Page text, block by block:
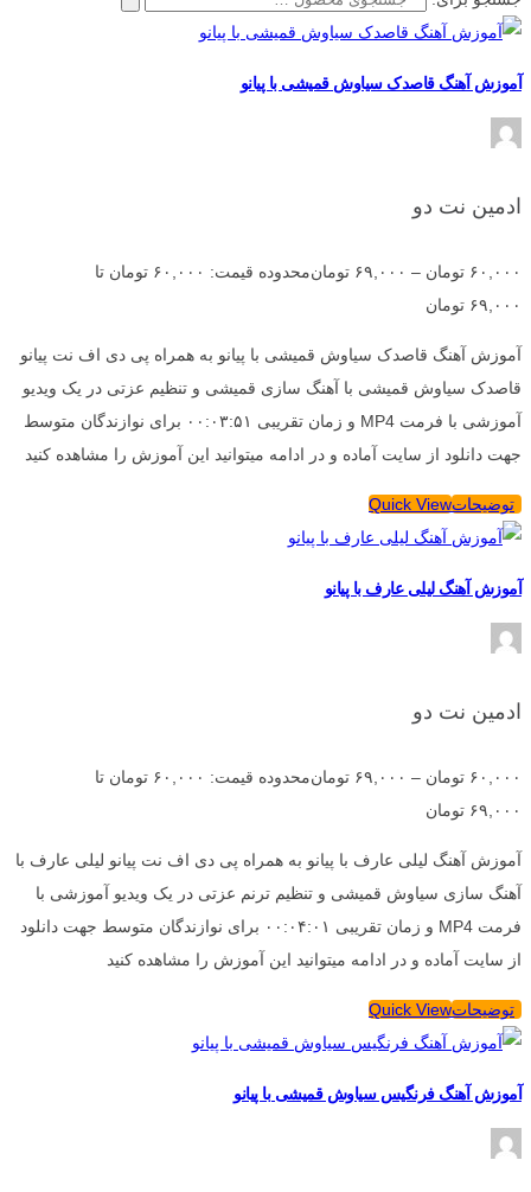
آموزش آهنگ قاصدک سیاوش قمیشی با پیانو
ادمین نت دو
۶۰,۰۰۰ تومان – ۶۹,۰۰۰ تومان
محدوده قیمت: ۶۰,۰۰۰ تومان تا
۶۹,۰۰۰ تومان
آموزش آهنگ قاصدک سیاوش قمیشی با پیانو به همراه پی دی اف نت پیانو
قاصدک سیاوش قمیشی با آهنگ سازی قمیشی و تنظیم عزتی در یک ویدیو
آموزشی با فرمت MP4 و زمان تقریبی ۰۰:۰۳:۵۱ برای نوازندگان متوسط
جهت دانلود از سایت آماده و در ادامه میتوانید این آموزش را مشاهده کنید
توضیحاتQuick View
آموزش آهنگ لیلی عارف با پیانو
ادمین نت دو
۶۰,۰۰۰ تومان – ۶۹,۰۰۰ تومان
محدوده قیمت: ۶۰,۰۰۰ تومان تا
۶۹,۰۰۰ تومان
آموزش آهنگ لیلی عارف با پیانو به همراه پی دی اف نت پیانو لیلی عارف با
آهنگ سازی سیاوش قمیشی و تنظیم ترنم عزتی در یک ویدیو آموزشی با
فرمت MP4 و زمان تقریبی ۰۰:۰۴:۰۱ برای نوازندگان متوسط جهت دانلود
از سایت آماده و در ادامه میتوانید این آموزش را مشاهده کنید
توضیحاتQuick View
آموزش آهنگ فرنگیس سیاوش قمیشی با پیانو